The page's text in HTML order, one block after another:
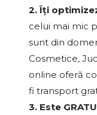
2. Îți
celui mai mic
sunt din
Cosmetice,
online oferă
fi transport
3. Este